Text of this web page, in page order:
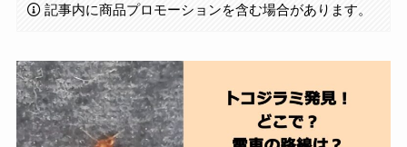
記事内に商品プロモーションを含む場合があります。